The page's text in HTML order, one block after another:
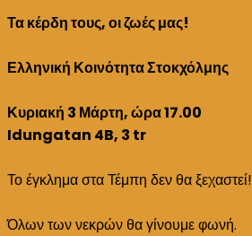
Τα κέρδη τους, οι ζωές μας!
Ελληνική Κοινότητα Στοκχόλμης
Κυριακή 3 Μάρτη, ώρα 17.00
Idungatan 4B, 3 tr
Το έγκλημα στα Τέμπη δεν θα ξεχαστεί!
Όλων των νεκρών θα γίνουμε φωνή.